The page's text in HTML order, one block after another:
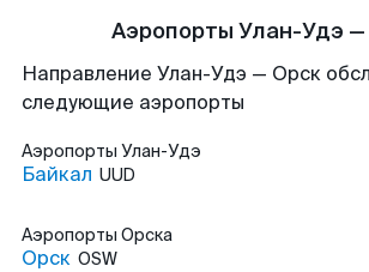
Аэропорты Улан-Удэ
Направление Улан-Удэ — Орск
следующие аэропорты
Аэропорты Улан-Удэ
Байкал UUD
Аэропорты Орска
Орск OSW